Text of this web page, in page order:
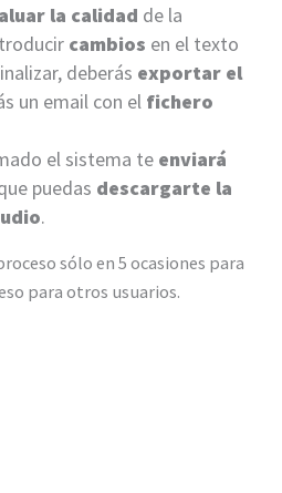
la calidad de la
cambios en el texto
deberás exportar el
un email con el fichero
el sistema te enviará
puedas descargarte la
.
sólo en 5 ocasiones para
para otros usuarios.